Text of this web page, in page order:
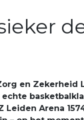
en Zekerheid
Arena